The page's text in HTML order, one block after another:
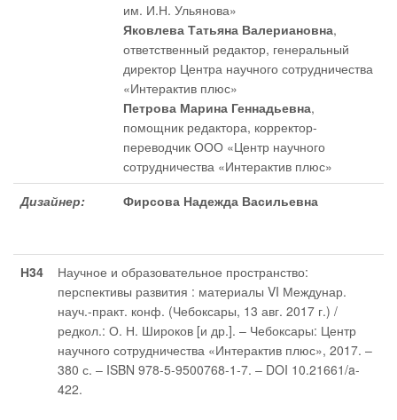
им. И.Н. Ульянова»
Яковлева Татьяна Валериановна,
ответственный редактор, генеральный
директор Центра научного сотрудничества
«Интерактив плюс»
Петрова Марина Геннадьевна,
помощник редактора, корректор-
переводчик ООО «Центр научного
сотрудничества «Интерактив плюс»
Дизайнер:
Фирсова Надежда Васильевна
Н34
Научное и образовательное пространство:
перспективы развития : материалы VI Междунар.
науч.-практ. конф. (Чебоксары, 13 авг. 2017 г.) /
редкол.: О. Н. Широков [и др.]. – Чебоксары: Центр
научного сотрудничества «Интерактив плюс», 2017. –
380 с. – ISBN 978-5-9500768-1-7. – DOI 10.21661/a-
422.